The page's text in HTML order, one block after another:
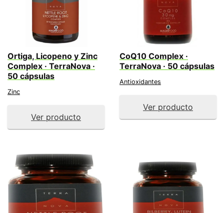
Ortiga, Licopeno y Zinc
Complex · TerraNova ·
50 cápsulas
Zinc
Ver producto
CoQ10 Complex ·
TerraNova · 50 cápsulas
Antioxidantes
Ver producto